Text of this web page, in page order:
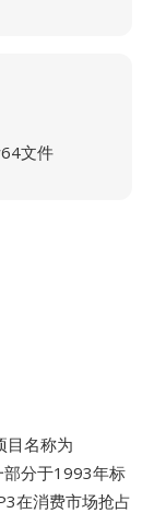
文件
目名称为
部分于1993年标
在消费市场抢占